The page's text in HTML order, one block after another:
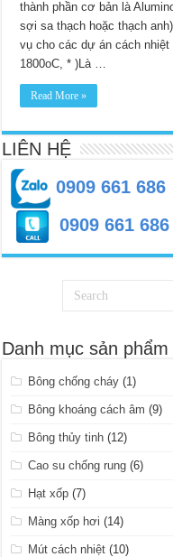
thành phần cơ bản là
sợi sa thạch hoặc thạch
vụ cho các dự án cách
1800oC, * )Là …
Read More »
LIÊN HỆ
0909 661 686
0909 661 686
Danh mục sản phẩm
Bông chống cháy (1)
Bông khoáng cách âm (9)
Bông thủy tinh (12)
Cao su chống rung (6)
Hạt xốp (7)
Màng xốp hơi (14)
Mút cách nhiệt (10)